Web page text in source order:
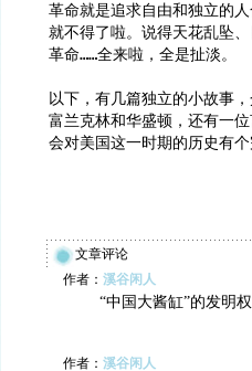
革命就是追求自由和独立的
就不得了啦。说得天花乱坠
革命……全来啦，全是扯淡。
以下，有几篇独立的小故事
富兰克林和华盛顿，还有一
会对美国这一时期的历史有
文章评论
作者： 溪谷闲人
“中国大酱缸”的发明
作者： 溪谷闲人